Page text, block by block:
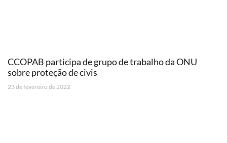
CCOPAB participa de grupo de trabalho da ONU
sobre proteção de civis
23 de fevereiro de 2022